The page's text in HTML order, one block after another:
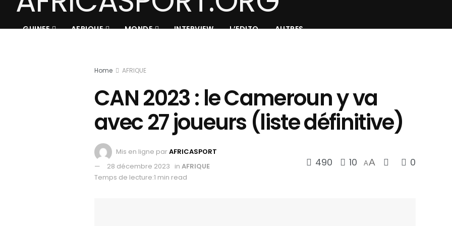
GUINEE AFRIQUE MONDE INTERVIEW L’EDITO AUTRES
Home AFRIQUE
CAN 2023 : le Cameroun y va
avec 27 joueurs (liste définitive)
Mis en ligne parAFRICASPORT
28 décembre 2023 in AFRIQUE
Temps de lecture:1 min read
490 10 AA 0